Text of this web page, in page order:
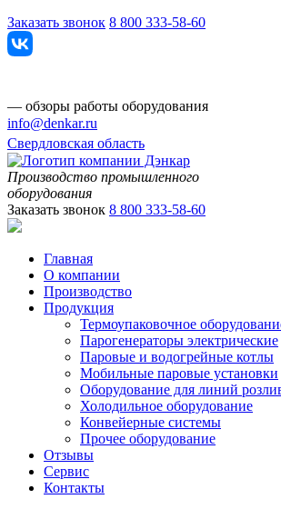
Заказать звонок 8 800 333-58-60
— обзоры работы оборудования
info@denkar.ru
Свердловская область
Производство промышленного
оборудования
Заказать звонок 8 800 333-58-60
Главная
О компании
Производство
Продукция
Термоупаковочное
Парогенераторы электрические
Паровые и водогрейные котлы
Мобильные паровые установки
Оборудование для линий
Холодильное оборудование
Конвейерные системы
Прочее оборудование
Отзывы
Сервис
Контакты